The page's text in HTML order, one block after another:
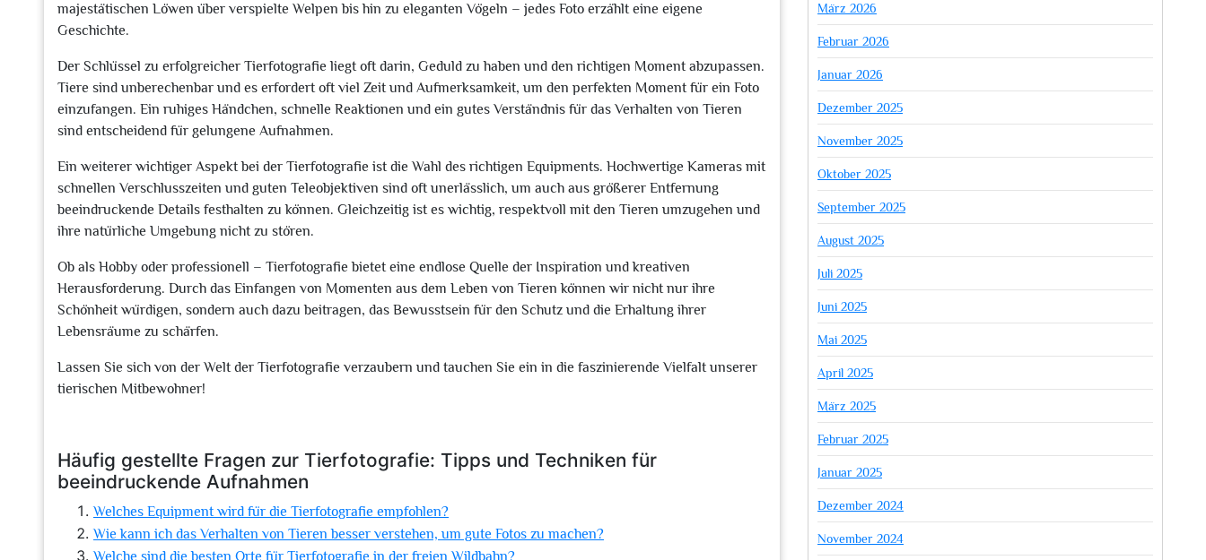
majestätischen Löwen über verspielte Welpen bis hin zu eleganten Vögeln – jedes Foto erzählt eine eigene
Geschichte.
Der Schlüssel zu erfolgreicher Tierfotografie liegt oft darin, Geduld zu haben und den richtigen Moment abzupassen.
Tiere sind unberechenbar und es erfordert oft viel Zeit und Aufmerksamkeit, um den perfekten Moment für ein Foto
einzufangen. Ein ruhiges Händchen, schnelle Reaktionen und ein gutes Verständnis für das Verhalten von Tieren
sind entscheidend für gelungene Aufnahmen.
Ein weiterer wichtiger Aspekt bei der Tierfotografie ist die Wahl des richtigen Equipments. Hochwertige Kameras mit
schnellen Verschlusszeiten und guten Teleobjektiven sind oft unerlässlich, um auch aus größerer Entfernung
beeindruckende Details festhalten zu können. Gleichzeitig ist es wichtig, respektvoll mit den Tieren umzugehen und
ihre natürliche Umgebung nicht zu stören.
Ob als Hobby oder professionell – Tierfotografie bietet eine endlose Quelle der Inspiration und kreativen
Herausforderung. Durch das Einfangen von Momenten aus dem Leben von Tieren können wir nicht nur ihre
Schönheit würdigen, sondern auch dazu beitragen, das Bewusstsein für den Schutz und die Erhaltung ihrer
Lebensräume zu schärfen.
Lassen Sie sich von der Welt der Tierfotografie verzaubern und tauchen Sie ein in die faszinierende Vielfalt unserer
tierischen Mitbewohner!
Häufig gestellte Fragen zur Tierfotografie: Tipps und Techniken für
beeindruckende Aufnahmen
Welches Equipment wird für die Tierfotografie empfohlen?
Wie kann ich das Verhalten von Tieren besser verstehen, um gute Fotos zu machen?
Welche sind die besten Orte für Tierfotografie in der freien Wildbahn?
März 2026
Februar 2026
Januar 2026
Dezember 2025
November 2025
Oktober 2025
September 2025
August 2025
Juli 2025
Juni 2025
Mai 2025
April 2025
März 2025
Februar 2025
Januar 2025
Dezember 2024
November 2024